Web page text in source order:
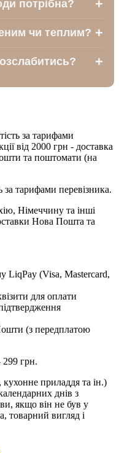
потрібна? +
чи теплим? +
+
за тарифами
від 2000 грн - доставка
та поштомати (на
тарифами перевізника.
Німеччину та інші
Нова Пошта та
LiqPay (Visa, Mastercard,
для оплати
(з передплатою
299 грн.
приладдя та ін.)
днів з
якщо він не був у
товарний вигляд і